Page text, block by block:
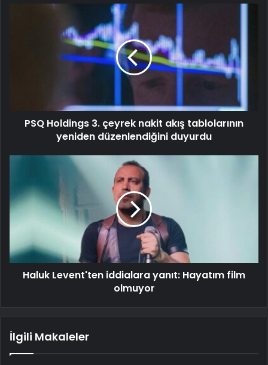
PSQ Holdings 3. çeyrek nakit akış tablolarının
yeniden düzenlendiğini duyurdu
Haluk Levent'ten iddialara yanıt: Hayatım film
olmuyor
İlgili Makaleler